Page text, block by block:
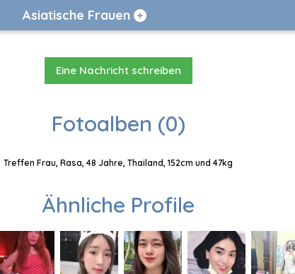
Asiatische Frauen
Eine Nachricht schreiben
Fotoalben (0)
Treffen Frau, Rasa, 48 Jahre, Thailand, 152cm und 47kg
Ähnliche Profile